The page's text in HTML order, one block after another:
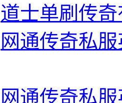
道士单刷传
网通传奇私
网通传奇私